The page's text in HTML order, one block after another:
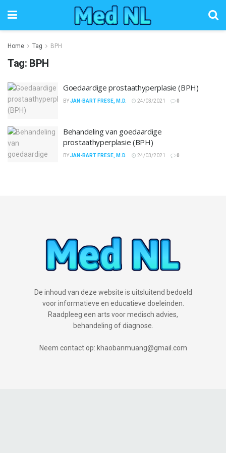
Home Tag BPH
Tag: BPH
Goedaardige prostaathyperplasie (BPH)
BYJAN-BART FRESE, M.D. 24/03/2021 0
Behandeling van goedaardige
prostaathyperplasie (BPH)
BYJAN-BART FRESE, M.D. 24/03/2021 0
De inhoud van deze website is uitsluitend bedoeld
voor informatieve en educatieve doeleinden.
Raadpleeg een arts voor medisch advies,
behandeling of diagnose.
Neem contact op: khaobanmuang@gmail.com